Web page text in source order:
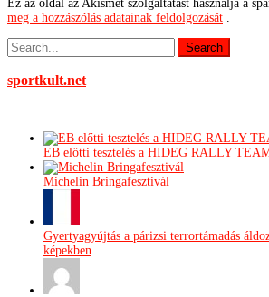
Ez az oldal az Akismet szolgáltatást használja a
meg a hozzászólás adatainak feldolgozását
sportkult.net
EB előtti tesztelés a HIDEG RALLY
Michelin Bringafesztivál
Gyertyagyújtás a párizsi terrortámadás
képekben